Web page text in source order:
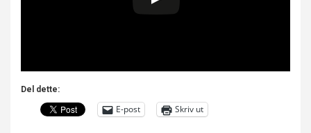
Del dette:
E-post Skriv ut